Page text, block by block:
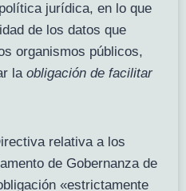
jurídica, en lo que
de los datos que
organismos públicos,
la obligación de facilitar
relativa a los
de Gobernanza de
«estrictamente